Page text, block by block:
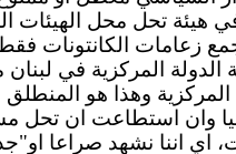
هيئة تحل محل
زعامات الكانتونات
الدولة المركزية في
المركزية وهذا هو
وان استطاعت ان تحل
اي اننا نشهد صراعا